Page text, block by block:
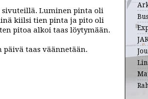
Luminen pinta oli
kiilsi tien pinta ja pito oli
pitoa alkoi taas löytymään.
taas väännetään.